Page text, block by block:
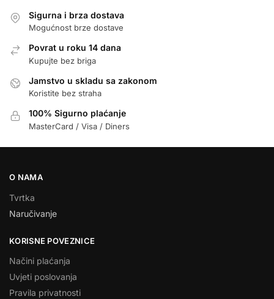
Sigurna i brza dostava
Mogućnost brze dostave
Povrat u roku 14 dana
Kupujte bez briga
Jamstvo u skladu sa zakonom
Koristite bez straha
100% Sigurno plaćanje
MasterCard / Visa / Diners
O NAMA
Tvrtka
Naručivanje
KORISNE POVEZNICE
Načini plaćanja
Uvjeti poslovanja
Pravila privatnosti